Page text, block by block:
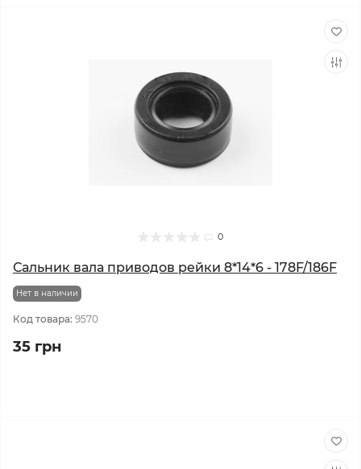
0
Сальник вала приводов рейки 8*14*6 - 178F/186F
Нет в наличии
Код товара: 9570
35 грн